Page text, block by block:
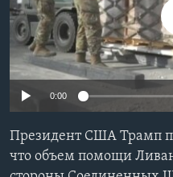
Learning English
СОЦИАЛЬНЫЕ СЕТИ
Языки
No media
0:00
Президент США Трамп
что объем помощи